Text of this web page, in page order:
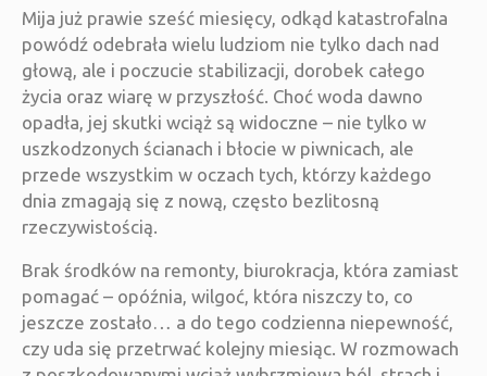
Mija już prawie sześć miesięcy, odkąd katastrofalna
powódź odebrała wielu ludziom nie tylko dach nad
głową, ale i poczucie stabilizacji, dorobek całego
życia oraz wiarę w przyszłość. Choć woda dawno
opadła, jej skutki wciąż są widoczne – nie tylko w
uszkodzonych ścianach i błocie w piwnicach, ale
przede wszystkim w oczach tych, którzy każdego
dnia zmagają się z nową, często bezlitosną
rzeczywistością.
Brak środków na remonty, biurokracja, która zamiast
pomagać – opóźnia, wilgoć, która niszczy to, co
jeszcze zostało… a do tego codzienna niepewność,
czy uda się przetrwać kolejny miesiąc. W rozmowach